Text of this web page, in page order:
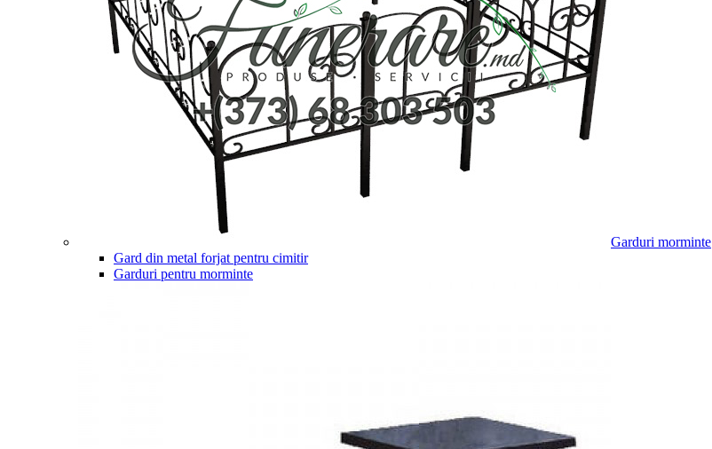
Garduri morminte
Gard din metal forjat pentru cimitir
Garduri pentru morminte